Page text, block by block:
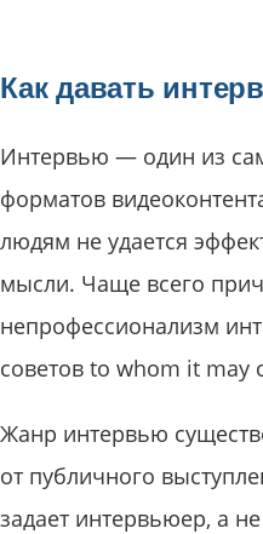
Как давать
Интервью — один из
форматов
людям не удается
мысли. Чаще всего
непрофессионализм
советов to whom it may
Жанр интервью
от публичного
задает интервьюер, а